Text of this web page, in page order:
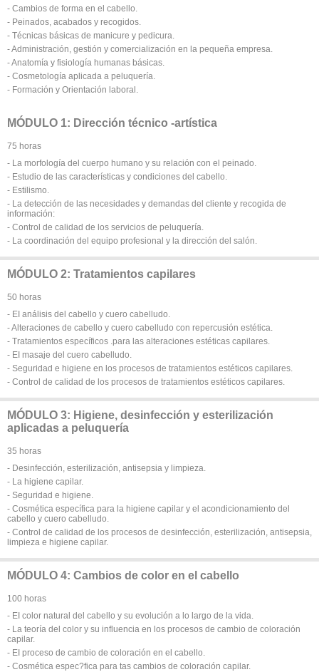
- Cambios de forma en el cabello.
- Peinados, acabados y recogidos.
- Técnicas básicas de manicure y pedicura.
- Administración, gestión y comercialización en la pequeña empresa.
- Anatomía y fisiología humanas básicas.
- Cosmetología aplicada a peluquería.
- Formación y Orientación laboral.
MÓDULO 1: Dirección técnico -artística
75 horas
- La morfología del cuerpo humano y su relación con el peinado.
- Estudio de las características y condiciones del cabello.
- Estilismo.
- La detección de las necesidades y demandas del cliente y recogida de
información:
- Control de calidad de los servicios de peluquería.
- La coordinación del equipo profesional y la dirección del salón.
MÓDULO 2: Tratamientos capilares
50 horas
- EI análisis del cabello y cuero cabelludo.
- Alteraciones de cabello y cuero cabelludo con repercusión estética.
- Tratamientos específicos .para las alteraciones estéticas capilares.
- EI masaje del cuero cabelludo.
- Seguridad e higiene en los procesos de tratamientos estéticos capilares.
- Control de calidad de los procesos de tratamientos estéticos capilares.
MÓDULO 3: Higiene, desinfección y esterilización
aplicadas a peluquería
35 horas
- Desinfección, esterilización, antisepsia y limpieza.
- La higiene capilar.
- Seguridad e higiene.
- Cosmética específica para la higiene capilar y el acondicionamiento del
cabello y cuero cabelludo.
- Control de calidad de los procesos de desinfección, esterilización, antisepsia,
limpieza e higiene capilar.
MÓDULO 4: Cambios de color en el cabello
100 horas
- EI color natural del cabello y su evolución a lo largo de la vida.
- La teoría del color y su influencia en los procesos de cambio de coloración
capilar.
- EI proceso de cambio de coloración en el cabello.
- Cosmética espec?fica para tas cambios de coloración capilar.